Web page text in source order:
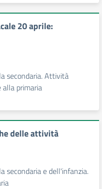
20 aprile:
secondaria. Attività
alla primaria
delle attività
secondaria e dell'infanzia.